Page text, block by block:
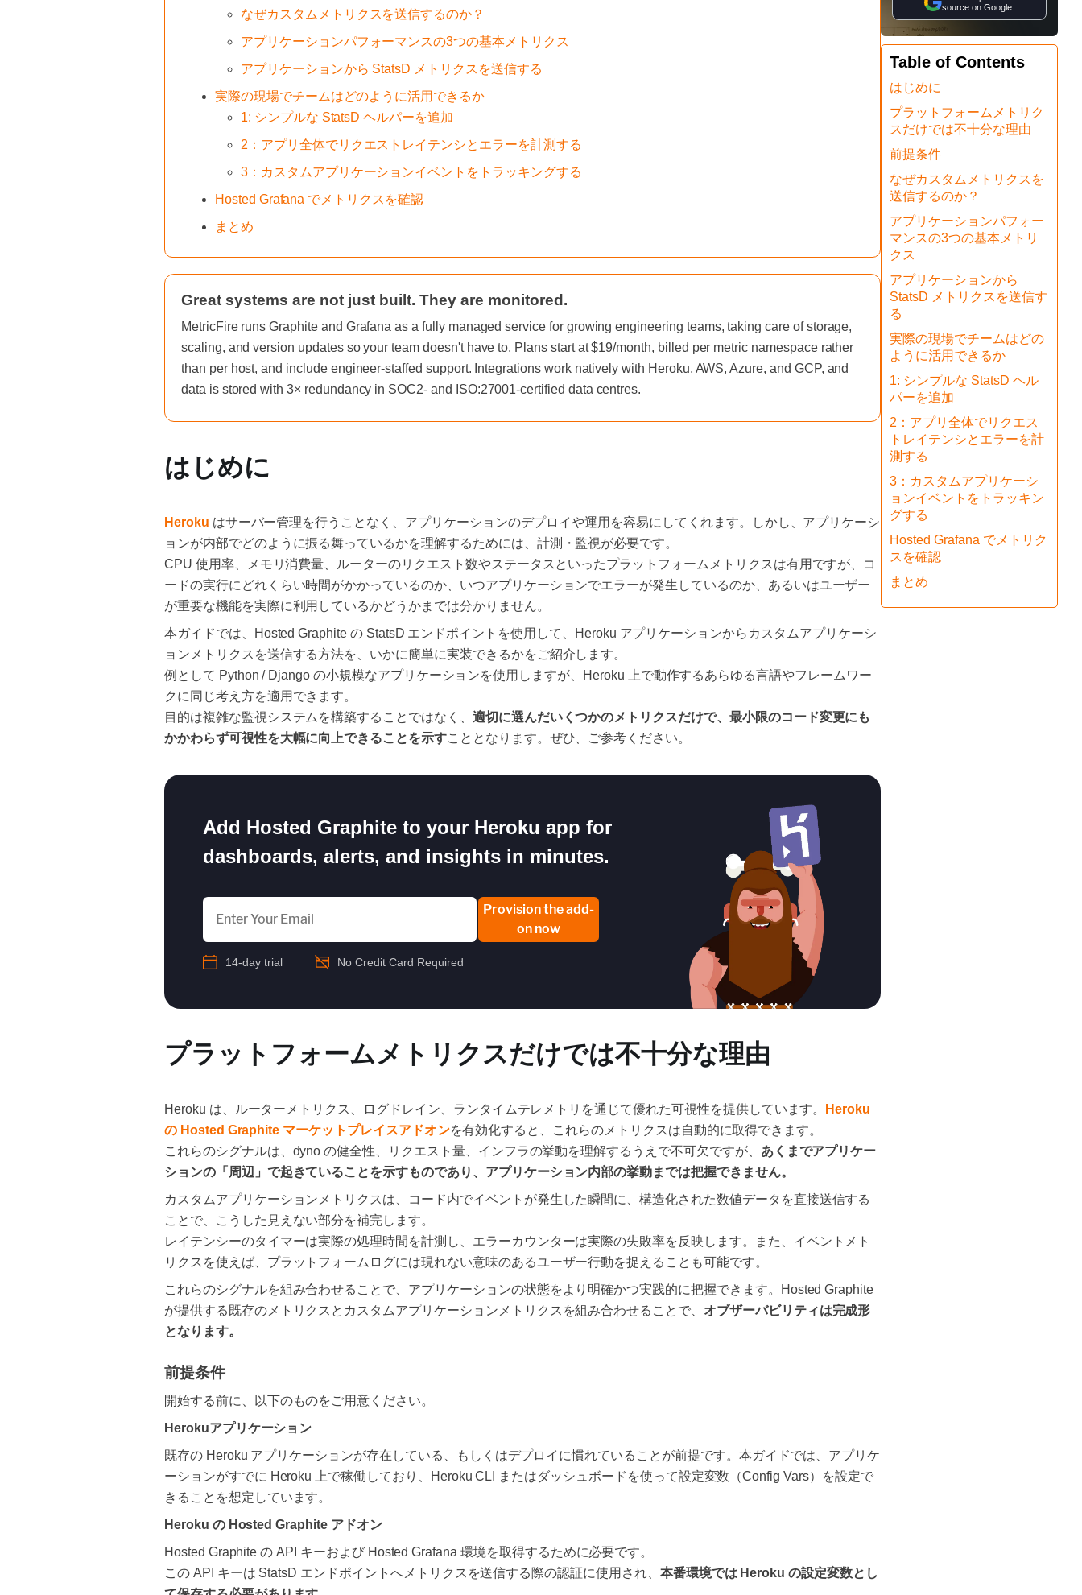
なぜカスタムメトリクスを送信するのか？
アプリケーションパフォーマンスの3つの基本メトリクス
アプリケーションから StatsD メトリクスを送信する
実際の現場でチームはどのように活用できるか
1: シンプルな StatsD ヘルパーを追加
2：アプリ全体でリクエストレイテンシとエラーを計測する
3：カスタムアプリケーションイベントをトラッキングする
Hosted Grafana でメトリクスを確認
まとめ
Great systems are not just built. They are monitored.
MetricFire runs Graphite and Grafana as a fully managed service for growing engineering teams, taking care of storage,
scaling, and version updates so your team doesn't have to. Plans start at $19/month, billed per metric namespace rather
than per host, and include engineer-staffed support. Integrations work natively with Heroku, AWS, Azure, and GCP, and
data is stored with 3× redundancy in SOC2- and ISO:27001-certified data centres.
はじめに
Heroku はサーバー管理を行うことなく、アプリケーションのデプロイや運用を容易にしてくれます。しかし、アプリケーシ
ョンが内部でどのように振る舞っているかを理解するためには、計測・監視が必要です。
CPU 使用率、メモリ消費量、ルーターのリクエスト数やステータスといったプラットフォームメトリクスは有用ですが、コ
ードの実行にどれくらい時間がかかっているのか、いつアプリケーションでエラーが発生しているのか、あるいはユーザー
が重要な機能を実際に利用しているかどうかまでは分かりません。
本ガイドでは、Hosted Graphite の StatsD エンドポイントを使用して、Heroku アプリケーションからカスタムアプリケーシ
ョンメトリクスを送信する方法を、いかに簡単に実装できるかをご紹介します。
例として Python / Django の小規模なアプリケーションを使用しますが、Heroku 上で動作するあらゆる言語やフレームワー
クに同じ考え方を適用できます。
目的は複雑な監視システムを構築することではなく、 適切に選んだいくつかのメトリクスだけで、最小限のコード変更にも
かかわらず可視性を大幅に向上できることを示すこととなります。ぜひ、ご参考ください。
Add Hosted Graphite to your Heroku app for
dashboards, alerts, and insights in minutes.
Provision the add-
on now
14-day trial No Credit Card Required
プラットフォームメトリクスだけでは不十分な理由
Heroku は、ルーターメトリクス、ログドレイン、ランタイムテレメトリを通じて優れた可視性を提供しています。
Heroku
の Hosted Graphite マーケットプレイスアドオンを有効化すると、これらのメトリクスは自動的に取得できます。
これらのシグナルは、dyno の健全性、リクエスト量、インフラの挙動を理解するうえで不可欠ですが、 あくまでアプリケー
ションの「周辺」で起きていることを示すものであり、アプリケーション内部の挙動までは把握できません。
カスタムアプリケーションメトリクスは、コード内でイベントが発生した瞬間に、構造化された数値データを直接送信する
ことで、こうした見えない部分を補完します。
レイテンシーのタイマーは実際の処理時間を計測し、エラーカウンターは実際の失敗率を反映します。また、イベントメト
リクスを使えば、プラットフォームログには現れない意味のあるユーザー行動を捉えることも可能です。
これらのシグナルを組み合わせることで、アプリケーションの状態をより明確かつ実践的に把握できます。Hosted Graphite
が提供する既存のメトリクスとカスタムアプリケーションメトリクスを組み合わせることで、 オブザーバビリティは完成形
となります。
前提条件
開始する前に、以下のものをご用意ください。
Herokuアプリケーション
既存の Heroku アプリケーションが存在している、もしくはデプロイに慣れていることが前提です。本ガイドでは、アプリケ
ーションがすでに Heroku 上で稼働しており、Heroku CLI またはダッシュボードを使って設定変数（Config Vars）を設定で
きることを想定しています。
Heroku の Hosted Graphite アドオン
Hosted Graphite の API キーおよび Hosted Grafana 環境を取得するために必要です。
この API キーは StatsD エンドポイントへメトリクスを送信する際の認証に使用され、 本番環境では Heroku の設定変数とし
source on Google
Table of Contents
はじめに
プラットフォームメトリク
スだけでは不十分な理由
前提条件
なぜカスタムメトリクスを
送信するのか？
アプリケーションパフォー
マンスの3つの基本メトリ
クス
アプリケーションから
StatsD メトリクスを送信す
る
実際の現場でチームはどの
ように活用できるか
1: シンプルな StatsD ヘル
パーを追加
2：アプリ全体でリクエス
トレイテンシとエラーを計
測する
3：カスタムアプリケーシ
ョンイベントをトラッキン
グする
Hosted Grafana でメトリク
スを確認
まとめ